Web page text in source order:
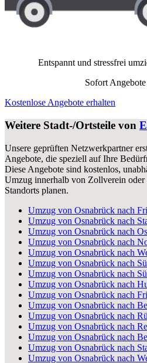
Entspannt und stressfrei
Sofort
Kostenlose Angebote erhalten
Weitere Stadt-/Ortsteile von
Unsere geprüften Netzwerkpartner
Angebote, die speziell auf Ihre
Diese Angebote sind kostenlos,
Umzug innerhalb von Zollverein oder
Standorts planen.
Umzug von Osnabrück nach
Umzug von Osnabrück nach
Umzug von Osnabrück nach
Umzug von Osnabrück nach
Umzug von Osnabrück nach
Umzug von Osnabrück nach
Umzug von Osnabrück nach
Umzug von Osnabrück nach
Umzug von Osnabrück nach
Umzug von Osnabrück nach
Umzug von Osnabrück nach
Umzug von Osnabrück nach
Umzug von Osnabrück nach
Umzug von Osnabrück nach
Umzug von Osnabrück nach